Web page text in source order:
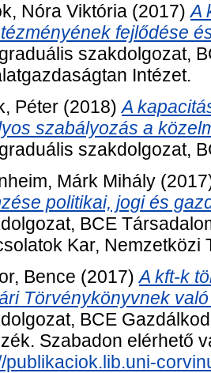
Nóra Viktória (2017)A
fejlődése
szakdolgozat,
Intézet.
Péter (2018)A
szabályozás a
szakdolgozat,
Márk Mihály
politikai, jogi és
BCE
Kar, Nemzetközi
Bence (2017)A kft-k
Törvénykönyvnek
BCE
Szabadon elérhető
publikaciok.lib.uni-